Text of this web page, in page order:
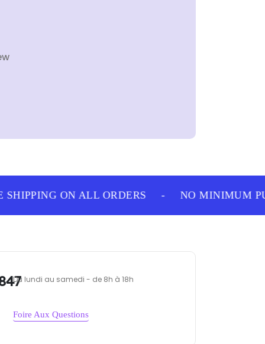
ON ALL ORDERS NO MINIMUM
Du lundi au samedi - de 8h à 18h
Foire Aux Questions